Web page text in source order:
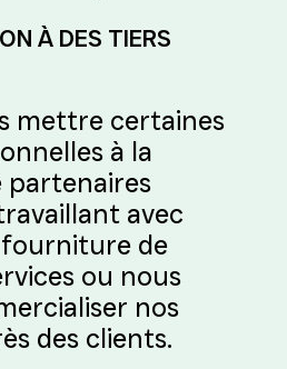
À DES TIERS
mettre certaines
à la
partenaires
avec
de
ou nous
nos
des clients.